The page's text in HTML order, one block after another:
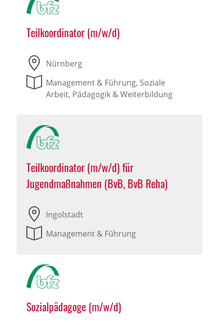
Teilkoordinator (m/w/d)
Nürnberg
Management & Führung, Soziale
Arbeit, Pädagogik & Weiterbildung
Teilkoordinator (m/w/d) für
Jugendmaßnahmen (BvB, BvB Reha)
Ingolstadt
Management & Führung
Sozialpädagoge (m/w/d)